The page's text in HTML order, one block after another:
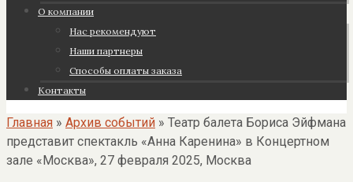
О компании
Нас рекомендуют
Наши партнеры
Cпособы оплаты заказа
Контакты
Главная » Архив событий » Театр балета Бориса Эйфмана
представит спектакль «Анна Каренина» в Концертном
зале «Москва», 27 февраля 2025, Москва